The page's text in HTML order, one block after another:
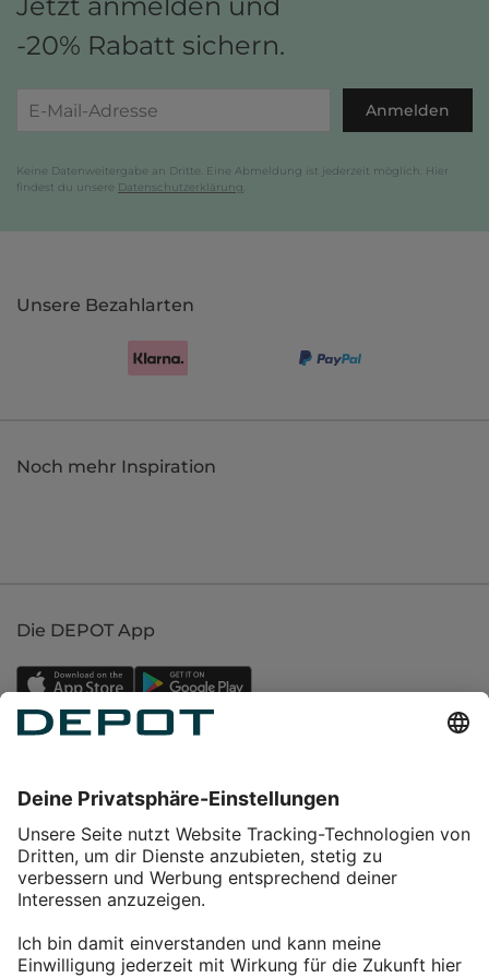
-20% Rabatt sichern.
Anmelden
Keine Datenweitergabe an Dritte. Eine Abmeldung ist jederzeit möglich. Hier
findest du unsere Datenschutzerklärung
Unsere Bezahlarten
Noch mehr Inspiration
Die DEPOT App
Service
Über DEPOT
Kontakt